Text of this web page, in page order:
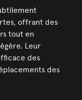
offrant des
tout en
Leur
des
des